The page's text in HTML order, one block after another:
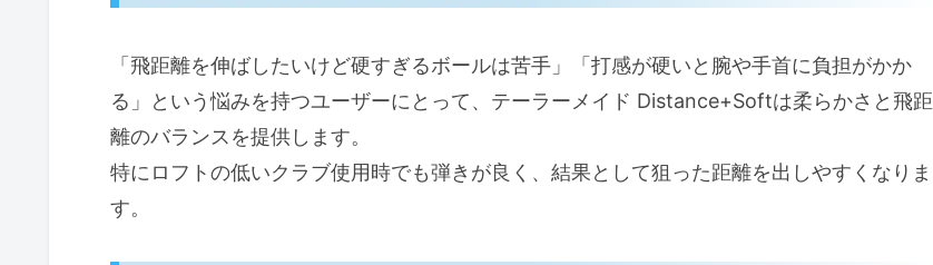
「飛距離を伸ばしたいけど硬すぎるボールは苦手」「打感が硬いと腕や手首に負担がかか
る」という悩みを持つユーザーにとって、テーラーメイド Distance+Softは柔らかさと飛距
離のバランスを提供します。
特にロフトの低いクラブ使用時でも弾きが良く、結果として狙った距離を出しやすくなりま
す。